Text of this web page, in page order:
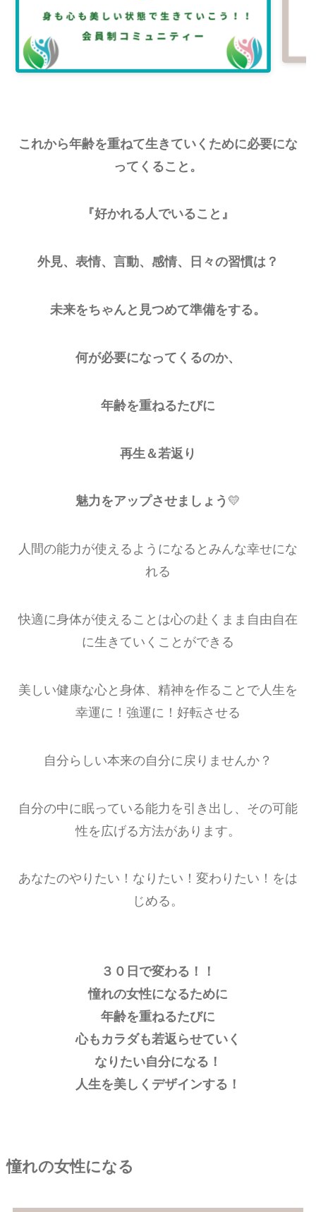
これから年齢を重ねて生きていくために必要にな
ってくること。
『好かれる人でいること』
外見、表情、言動、感情、日々の習慣は？
未来をちゃんと見つめて準備をする。
何が必要になってくるのか、
年齢を重ねるたびに
再生＆若返り
魅力をアップさせましょう 💛
人間の能力が使えるようになるとみんな幸せにな
れる
快適に身体が使えることは心の赴くまま自由自在
に生きていくことができる
美しい健康な心と身体、精神を作ることで人生を
幸運に！強運に！好転させる
自分らしい本来の自分に戻りませんか？
自分の中に眠っている能力を引き出し、その可能
性を広げる方法があります。
あなたのやりたい！なりたい！変わりたい！をは
じめる。
３０日で変わる！！
憧れの女性になるために
年齢を重ねるたびに
心もカラダも若返らせていく
なりたい自分になる！
人生を美しくデザインする！
憧れの女性になる